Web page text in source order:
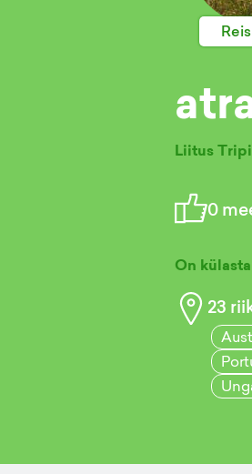
Liitus
0
On
23